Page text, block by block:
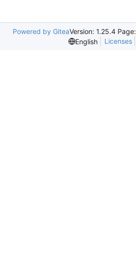
Powered by GiteaVersion: 1.25.4 Page:
English
Licenses